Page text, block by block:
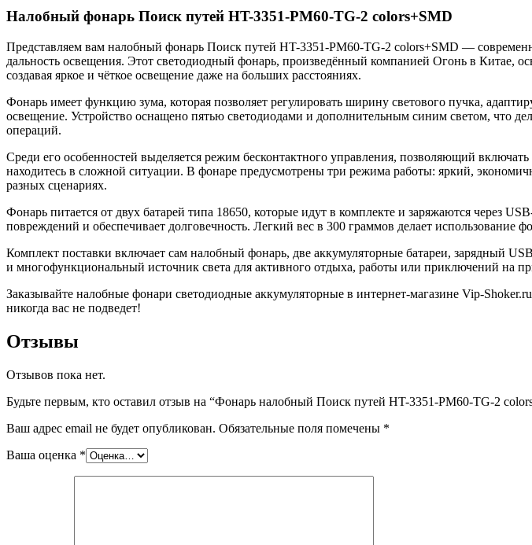
Налобный фонарь Поиск путей HT-3351-PM60-TG-2 colors+SMD
Представляем вам налобный фонарь Поиск путей HT-3351-PM60-TG-2 colors+SMD —
дальность освещения. Этот светодиодный фонарь, произведённый компанией Огонь в Китае,
создавая яркое и чёткое освещение даже на больших расстояниях.
Фонарь имеет функцию зума, которая позволяет регулировать ширину светового пучка,
освещение. Устройство оснащено пятью светодиодами и дополнительным синим светом, что
операций.
Среди его особенностей выделяется режим бесконтактного управления, позволяющий
находитесь в сложной ситуации. В фонаре предусмотрены три режима работы: яркий,
разных сценариях.
Фонарь питается от двух батарей типа 18650, которые идут в комплекте и заряжаются через
повреждений и обеспечивает долговечность. Легкий вес в 300 граммов делает использование
Комплект поставки включает сам налобный фонарь, две аккумуляторные батареи, зарядный
и многофункциональный источник света для активного отдыха, работы или приключений на
Заказывайте налобные фонари светодиодные аккумуляторные в интернет-магазине Vip-
никогда вас не подведет!
Отзывы
Отзывов пока нет.
Будьте первым, кто оставил отзыв на “Фонарь налобный Поиск путей HT-3351-PM60-TG-2
Ваш адрес email не будет опубликован. Обязательные поля помечены *
Ваша оценка *